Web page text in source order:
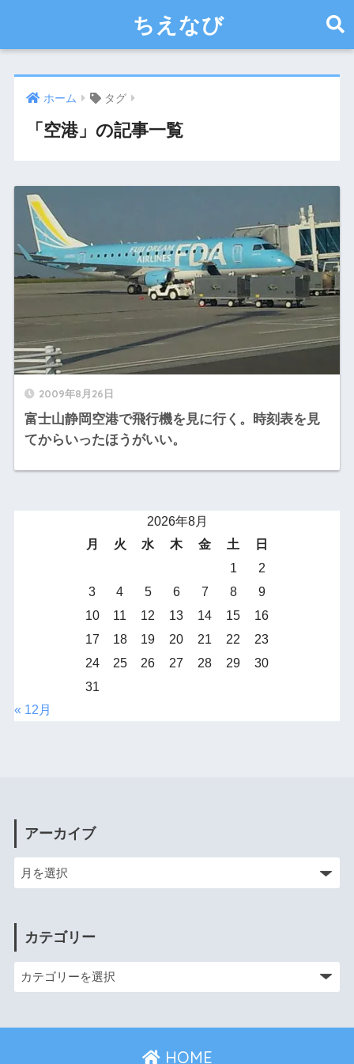
ちえなび
ホーム タグ
「空港」の記事一覧
2009年8月26日
富士山静岡空港で飛行機を見に行く。時刻表を見
てからいったほうがいい。
2026年8月
月
火 水 木 金 土
日
1
2
3
4 5 6 7 8
9
10
11 12 13 14 15
16
17
18 19 20 21 22
23
24
25 26 27 28 29
30
31
« 12月
アーカイブ
カテゴリー
HOME